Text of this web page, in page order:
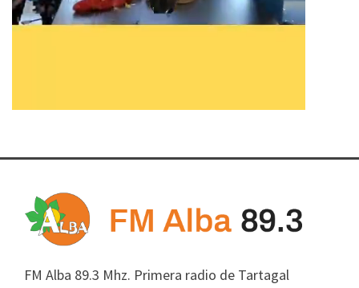
FM Alba 89.3 Mhz. Primera radio de Tartagal